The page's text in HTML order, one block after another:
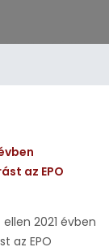
az EPO
2021 évben
az EPO